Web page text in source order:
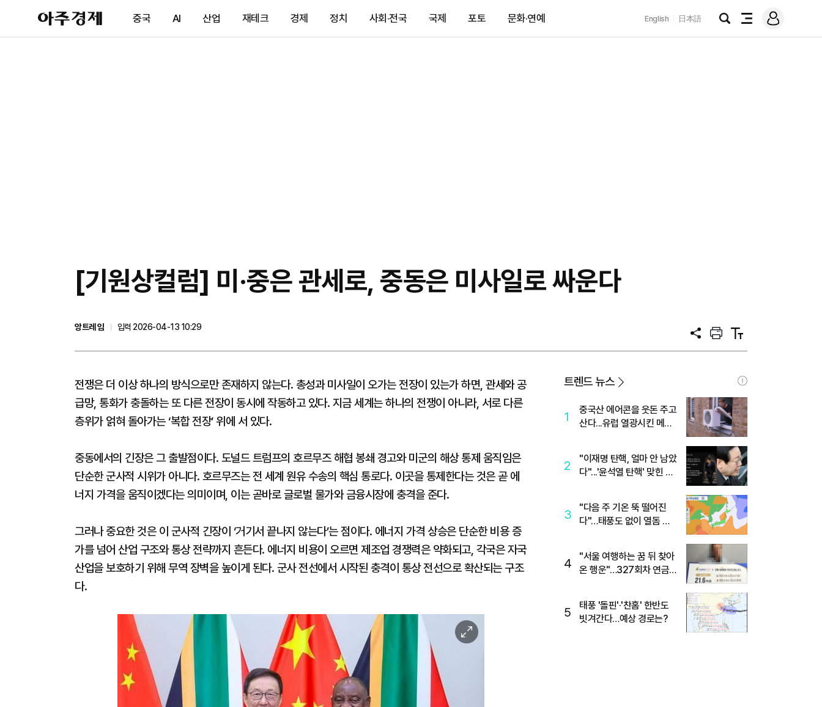
아
주
제
중국 AI 산업 재테크 경제 정치 사회·전국 국제 포토 문화·연예 English 日本語
검
전
메
그
[기원상컬럼] 미·중은 관세로, 중동은 미사일로 싸운다
앙트레 임
입력 2026-04-13 10:29
공
프
트
텍
트
전쟁은 더 이상 하나의 방식으로만 존재하지 않는다. 총성과 미사일이 오가는 전장이 있는가 하면, 관세와 공
급망, 통화가 충돌하는 또 다른 전장이 동시에 작동하고 있다. 지금 세계는 하나의 전쟁이 아니라, 서로 다른
층위가 얽혀 돌아가는 ‘복합 전장’ 위에 서 있다.
중동에서의 긴장은 그 출발점이다. 도널드 트럼프의 호르무즈 해협 봉쇄 경고와 미군의 해상 통제 움직임은
단순한 군사적 시위가 아니다. 호르무즈는 전 세계 원유 수송의 핵심 통로다. 이곳을 통제한다는 것은 곧 에
너지 가격을 움직이겠다는 의미이며, 이는 곧바로 글로벌 물가와 금융시장에 충격을 준다.
그러나 중요한 것은 이 군사적 긴장이 ‘거기서 끝나지 않는다’는 점이다. 에너지 가격 상승은 단순한 비용 증
가를 넘어 산업 구조와 통상 전략까지 흔든다. 에너지 비용이 오르면 제조업 경쟁력은 약화되고, 각국은 자국
산업을 보호하기 위해 무역 장벽을 높이게 된다. 군사 전선에서 시작된 충격이 통상 전선으로 확산되는 구조
다.
이
미
트렌드 뉴스
1
중국산 에어콘을 웃돈 주고
산다...유럽 열광시킨 메이
2
"이재명 탄핵, 얼마 안 남았
다"...'윤석열 탄핵' 맞힌 무
3
"다음 주 기온 뚝 떨어진
다"…태풍도 없이 열돔 박
4
"서울 여행하는 꿈 뒤 찾아
온 행운"…327회차 연금
5
태풍 '돌핀'·'찬홈' 한반도
빗겨간다…예상 경로는?